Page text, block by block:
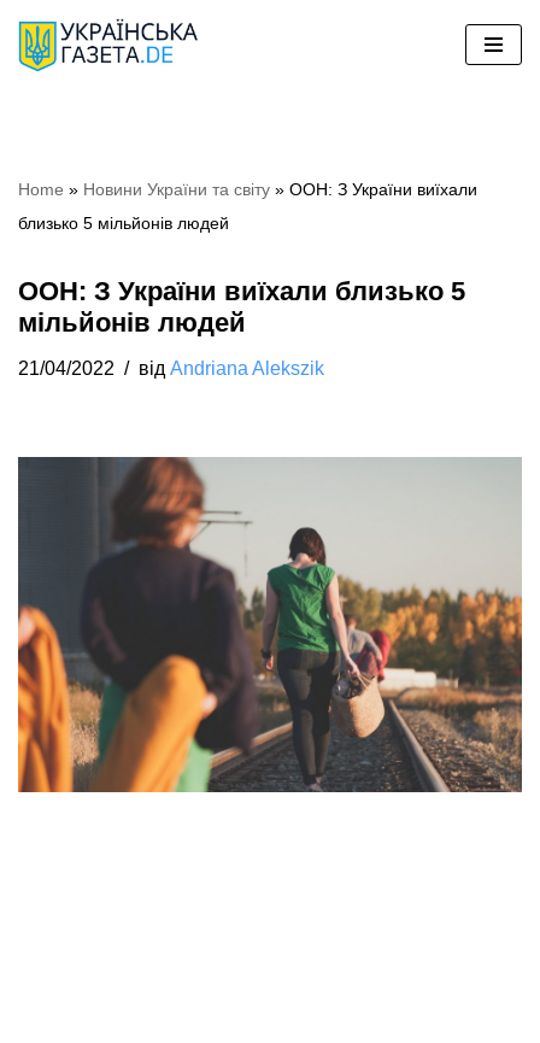
Перейти
Home » Hовини України та світу » ООН: З України виїхали
близько 5 мільйонів людей
ООН: З України виїхали близько 5
мільйонів людей
21/04/2022 від Andriana Alekszik